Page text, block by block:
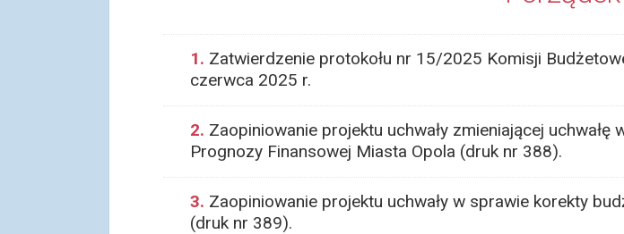
1. Zatwierdzenie protokołu nr 15/2025 Komisji
czerwca 2025 r.
2. Zaopiniowanie projektu uchwały zmieniającej uchwałę
Prognozy Finansowej Miasta Opola (druk nr 388).
3. Zaopiniowanie projektu uchwały w sprawie korekty
(druk nr 389).